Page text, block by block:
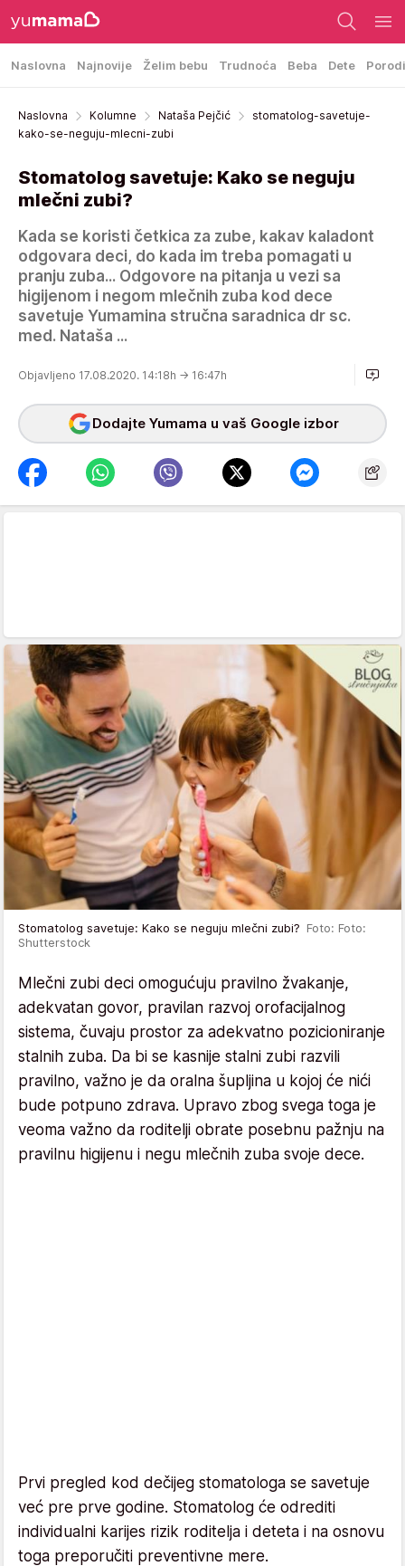
Naslovna Najnovije Želim bebu Trudnoća Beba Dete
Naslovna Kolumne Nataša Pejčić
stomatolog-savetuje-
kako-se-neguju-mlecni-zubi
Stomatolog savetuje: Kako se neguju
mlečni zubi?
Kada se koristi četkica za zube, kakav kaladont
odgovara deci, do kada im treba pomagati u
pranju zuba... Odgovore na pitanja u vezi sa
higijenom i negom mlečnih zuba kod dece
savetuje Yumamina stručna saradnica dr sc.
med. Nataša ...
Objavljeno 17.08.2020. 14:18h → 16:47h
Dodajte Yumama u vaš Google izbor
Stomatolog savetuje: Kako se neguju mlečni zubi? Foto: Foto:
Shutterstock
Mlečni zubi deci omogućuju pravilno žvakanje,
adekvatan govor, pravilan razvoj orofacijalnog
sistema, čuvaju prostor za adekvatno pozicioniranje
stalnih zuba. Da bi se kasnije stalni zubi razvili
pravilno, važno je da oralna šupljina u kojoj će nići
bude potpuno zdrava. Upravo zbog svega toga je
veoma važno da roditelji obrate posebnu pažnju na
pravilnu higijenu i negu mlečnih zuba svoje dece.
Prvi pregled kod dečijeg stomatologa se savetuje
već pre prve godine. Stomatolog će odrediti
individualni karijes rizik roditelja i deteta i na osnovu
toga preporučiti preventivne mere.